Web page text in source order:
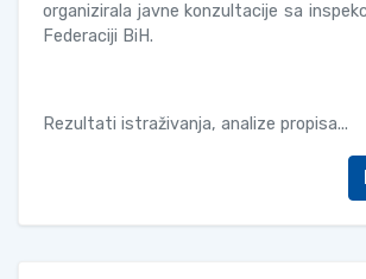
organizirala javne konzultacije sa
Federaciji BiH.
Rezultati istraživanja, analize propisa...